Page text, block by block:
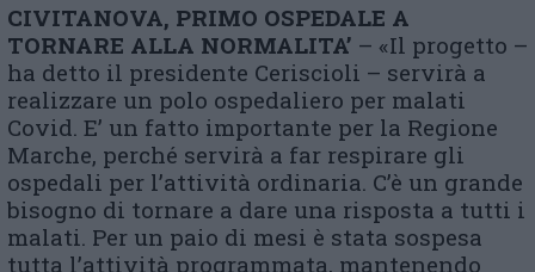
CIVITANOVA, PRIMO OSPEDALE A
TORNARE ALLA NORMALITA’ – «Il progetto –
ha detto il presidente Ceriscioli – servirà a
realizzare un polo ospedaliero per malati
Covid. E’ un fatto importante per la Regione
Marche, perché servirà a far respirare gli
ospedali per l’attività ordinaria. C’è un grande
bisogno di tornare a dare una risposta a tutti i
malati. Per un paio di mesi è stata sospesa
tutta l’attività programmata, mantenendo